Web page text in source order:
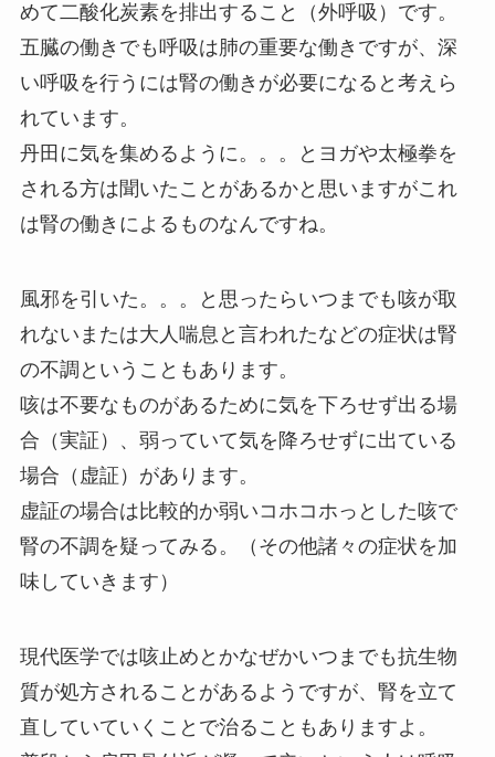
めて二酸化炭素を排出すること（外呼吸）です。
五臓の働きでも呼吸は肺の重要な働きですが、深
い呼吸を行うには腎の働きが必要になると考えら
れています。
丹田に気を集めるように。。。とヨガや太極拳を
される方は聞いたことがあるかと思いますがこれ
は腎の働きによるものなんですね。
風邪を引いた。。。と思ったらいつまでも咳が取
れないまたは大人喘息と言われたなどの症状は腎
の不調ということもあります。
咳は不要なものがあるために気を下ろせず出る場
合（実証）、弱っていて気を降ろせずに出ている
場合（虚証）があります。
虚証の場合は比較的か弱いコホコホっとした咳で
腎の不調を疑ってみる。（その他諸々の症状を加
味していきます）
現代医学では咳止めとかなぜかいつまでも抗生物
質が処方されることがあるようですが、腎を立て
直していていくことで治ることもありますよ。